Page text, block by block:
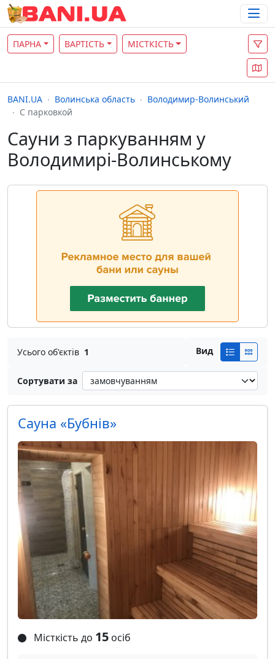
ПАРНА ВАРТІСТЬ МІСТКІСТЬ
BANI.UA Волинська область
Володимир-Волинський
С парковкой
Сауни з паркуванням у
Володимирі-Волинському
Усього об'єктів 1 Вид
Сортувати за
Сауна «Бубнів»
Місткість до 15 осіб